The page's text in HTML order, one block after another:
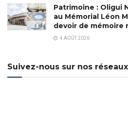
Patrimoine : Oligui
au Mémorial Léon
devoir de mémoire
4 AOÛT 2026
Suivez-nous sur nos